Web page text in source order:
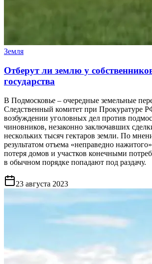
Земля
Отберут ли землю у
государства
В Подмосковье – очередные земельные
Следственный комитет при Прокуратуре
возбуждении уголовных дел против
чиновников, незаконно заключавших
нескольких тысяч гектаров земли. По
результатом отъема «неправедно
потеря домов и участков конечными
в обычном порядке попадают под раздачу.
23 августа 2023